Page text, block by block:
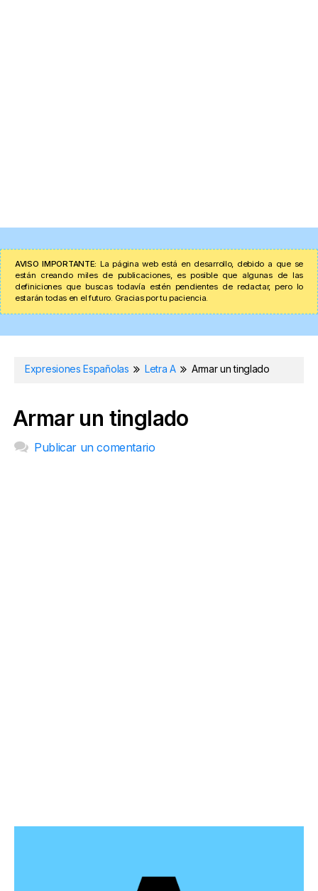
AVISO IMPORTANTE: La página web está en desarrollo, debido a que se
están creando miles de publicaciones, es posible que algunas de las
definiciones que buscas todavía estén pendientes de redactar, pero lo
estarán todas en el futuro. Gracias por tu paciencia.
Expresiones Españolas Letra A Armar un tinglado
Armar un tinglado
Publicar un comentario